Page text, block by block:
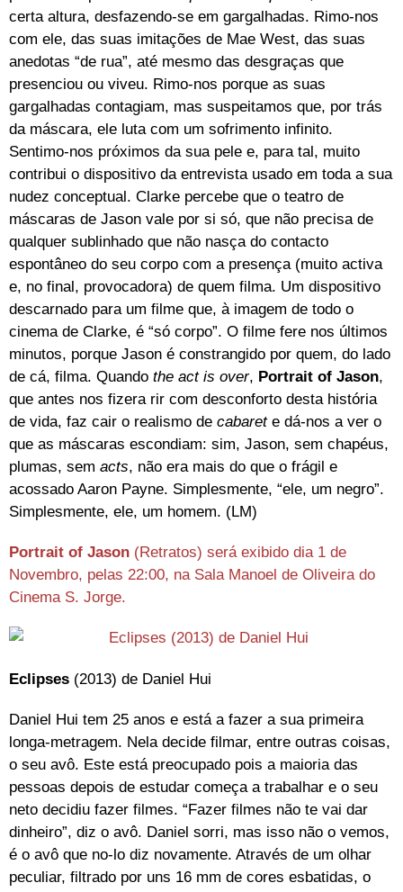
certa altura, desfazendo-se em gargalhadas. Rimo-nos
com ele, das suas imitações de Mae West, das suas
anedotas “de rua”, até mesmo das desgraças que
presenciou ou viveu. Rimo-nos porque as suas
gargalhadas contagiam, mas suspeitamos que, por trás
da máscara, ele luta com um sofrimento infinito.
Sentimo-nos próximos da sua pele e, para tal, muito
contribui o dispositivo da entrevista usado em toda a sua
nudez conceptual. Clarke percebe que o teatro de
máscaras de Jason vale por si só, que não precisa de
qualquer sublinhado que não nasça do contacto
espontâneo do seu corpo com a presença (muito activa
e, no final, provocadora) de quem filma. Um dispositivo
descarnado para um filme que, à imagem de todo o
cinema de Clarke, é “só corpo”. O filme fere nos últimos
minutos, porque Jason é constrangido por quem, do lado
de cá, filma. Quando the act is over, Portrait of Jason,
que antes nos fizera rir com desconforto desta história
de vida, faz cair o realismo de cabaret e dá-nos a ver o
que as máscaras escondiam: sim, Jason, sem chapéus,
plumas, sem acts, não era mais do que o frágil e
acossado Aaron Payne. Simplesmente, “ele, um negro”.
Simplesmente, ele, um homem. (LM)
Portrait of Jason (Retratos) será exibido dia 1 de
Novembro, pelas 22:00, na Sala Manoel de Oliveira do
Cinema S. Jorge.
Eclipses (2013) de Daniel Hui
Daniel Hui tem 25 anos e está a fazer a sua primeira
longa-metragem. Nela decide filmar, entre outras coisas,
o seu avô. Este está preocupado pois a maioria das
pessoas depois de estudar começa a trabalhar e o seu
neto decidiu fazer filmes. “Fazer filmes não te vai dar
dinheiro”, diz o avô. Daniel sorri, mas isso não o vemos,
é o avô que no-lo diz novamente. Através de um olhar
peculiar, filtrado por uns 16 mm de cores esbatidas, o